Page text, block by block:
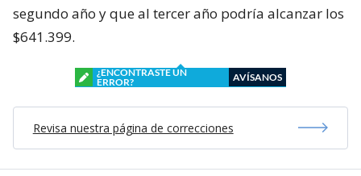
segundo año y que al tercer año podría alcanzar los
$641.399.
¿ENCONTRASTE UN
ERROR?
AVÍSANOS
Revisa nuestra página de correcciones